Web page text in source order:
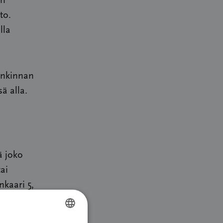
alla.
joko
5,